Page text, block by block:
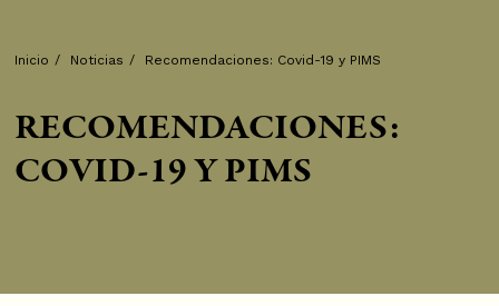
Inicio / Noticias / Recomendaciones: Covid-19 y PIMS
RECOMENDACIONES:
COVID-19 Y PIMS